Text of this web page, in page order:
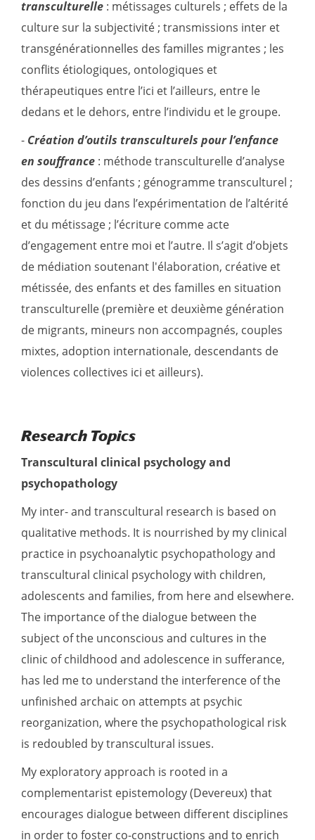
transculturelle : métissages culturels ; effets de la
culture sur la subjectivité ; transmissions inter et
transgénérationnelles des familles migrantes ; les
conflits étiologiques, ontologiques et
thérapeutiques entre l’ici et l’ailleurs, entre le
dedans et le dehors, entre l’individu et le groupe.
- Création d’outils transculturels pour l’enfance
en souffrance : méthode transculturelle d’analyse
des dessins d’enfants ; génogramme transculturel ;
fonction du jeu dans l’expérimentation de l’altérité
et du métissage ; l’écriture comme acte
d’engagement entre moi et l’autre. Il s’agit d’objets
de médiation soutenant l'élaboration, créative et
métissée, des enfants et des familles en situation
transculturelle (première et deuxième génération
de migrants, mineurs non accompagnés, couples
mixtes, adoption internationale, descendants de
violences collectives ici et ailleurs).
Research Topics
Transcultural clinical psychology and
psychopathology
My inter- and transcultural research is based on
qualitative methods. It is nourrished by my clinical
practice in psychoanalytic psychopathology and
transcultural clinical psychology with children,
adolescents and families, from here and elsewhere.
The importance of the dialogue between the
subject of the unconscious and cultures in the
clinic of childhood and adolescence in sufferance,
has led me to understand the interference of the
unfinished archaic on attempts at psychic
reorganization, where the psychopathological risk
is redoubled by transcultural issues.
My exploratory approach is rooted in a
complementarist epistemology (Devereux) that
encourages dialogue between different disciplines
in order to foster co-constructions and to enrich